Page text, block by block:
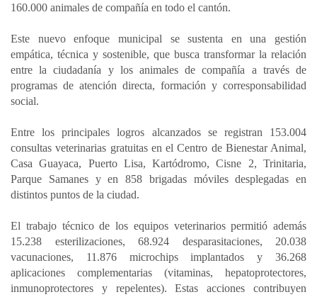
160.000 animales de compañía en todo el cantón.
Este nuevo enfoque municipal se sustenta en una gestión
empática, técnica y sostenible, que busca transformar la relación
entre la ciudadanía y los animales de compañía a través de
programas de atención directa, formación y corresponsabilidad
social.
Entre los principales logros alcanzados se registran 153.004
consultas veterinarias gratuitas en el Centro de Bienestar Animal,
Casa Guayaca, Puerto Lisa, Kartódromo, Cisne 2, Trinitaria,
Parque Samanes y en 858 brigadas móviles desplegadas en
distintos puntos de la ciudad.
El trabajo técnico de los equipos veterinarios permitió además
15.238 esterilizaciones, 68.924 desparasitaciones, 20.038
vacunaciones, 11.876 microchips implantados y 36.268
aplicaciones complementarias (vitaminas, hepatoprotectores,
inmunoprotectores y repelentes). Estas acciones contribuyen